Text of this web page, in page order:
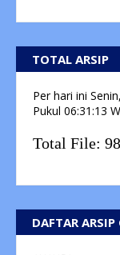
TOTAL ARSIP
Per hari ini
Pukul 06:31:13
Total File:
DAFTAR ARSIP